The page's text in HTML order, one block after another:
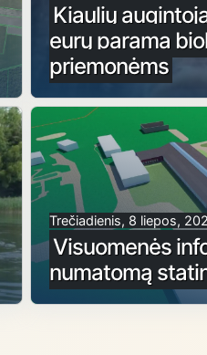
Kiaulių
eurų parama
priemonėms
Trečiadienis, 8 liepos,
Visuomenės
numatomą